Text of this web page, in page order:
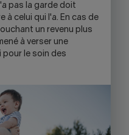
pas la garde doit
à celui qui l'a. En cas de
un revenu plus
à verser une
pour le soin des